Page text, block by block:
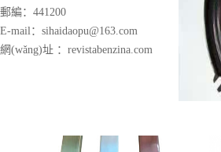
郵編：441200
E-mail：sihaidaopu@163.com
網(wǎng)址 ：revistabenzina.com